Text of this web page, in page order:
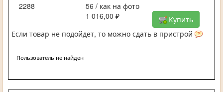
2288
56 / как на фото
1 016,00 ₽
Купить
Если товар не подойдет, то можно сдать в пристрой
Пользователь не найден